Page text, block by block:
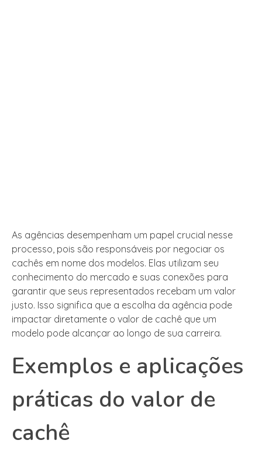
As agências desempenham um papel crucial nesse
processo, pois são responsáveis por negociar os
cachês em nome dos modelos. Elas utilizam seu
conhecimento do mercado e suas conexões para
garantir que seus representados recebam um valor
justo. Isso significa que a escolha da agência pode
impactar diretamente o valor de cachê que um
modelo pode alcançar ao longo de sua carreira.
Exemplos e aplicações
práticas do valor de
cachê